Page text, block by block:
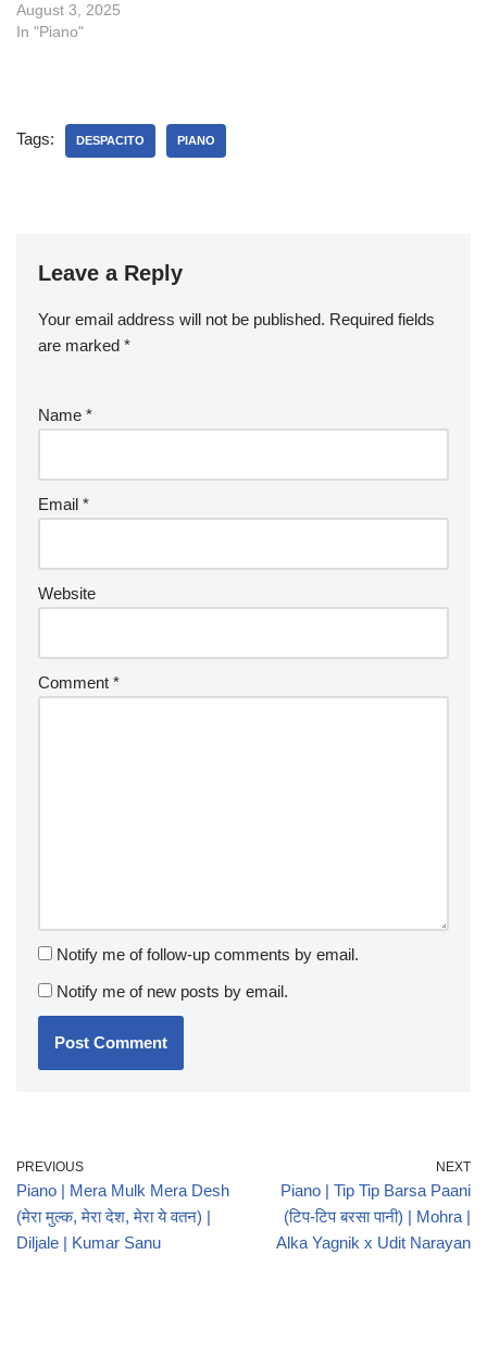
August 3, 2025
In "Piano"
Tags: DESPACITO PIANO
Leave a Reply
Your email address will not be published. Required fields
are marked *
Name *
Email *
Website
Comment *
Notify me of follow-up comments by email.
Notify me of new posts by email.
PREVIOUS
Piano | Mera Mulk Mera Desh
(मेरा मुल्क, मेरा देश, मेरा ये वतन) |
Diljale | Kumar Sanu
NEXT
Piano | Tip Tip Barsa Paani
(टिप-टिप बरसा पानी) | Mohra |
Alka Yagnik x Udit Narayan